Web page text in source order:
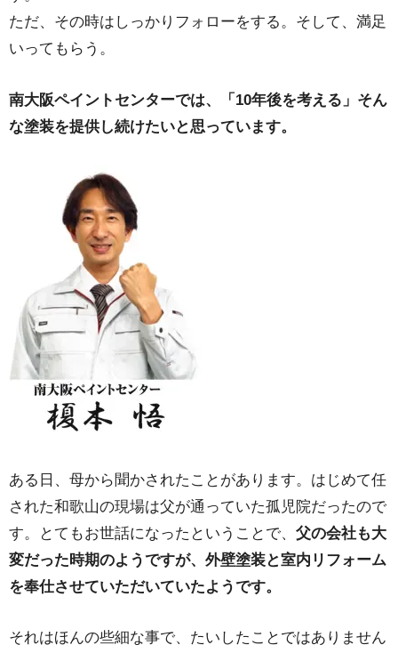
ただ、その時はしっかりフォローをする。そして、満足
いってもらう。
南大阪ペイントセンターでは、「10年後を考える」そん
な塗装を提供し続けたいと思っています。
ある日、母から聞かされたことがあります。はじめて任
された和歌山の現場は父が通っていた孤児院だったので
す。とてもお世話になったということで、 父の会社も大
変だった時期のようですが、外壁塗装と室内リフォーム
を奉仕させていただいていたようです。
それはほんの些細な事で、たいしたことではありません